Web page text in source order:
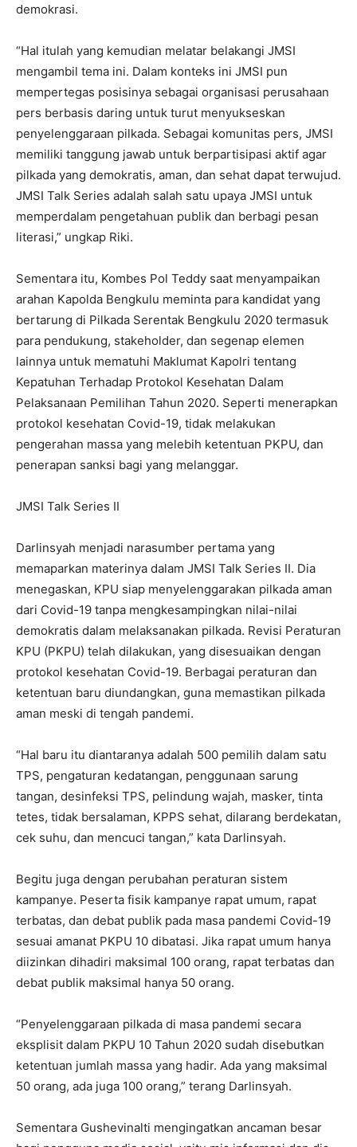
demokrasi.
“Hal itulah yang kemudian melatar belakangi JMSI
mengambil tema ini. Dalam konteks ini JMSI pun
mempertegas posisinya sebagai organisasi perusahaan
pers berbasis daring untuk turut menyukseskan
penyelenggaraan pilkada. Sebagai komunitas pers, JMSI
memiliki tanggung jawab untuk berpartisipasi aktif agar
pilkada yang demokratis, aman, dan sehat dapat terwujud.
JMSI Talk Series adalah salah satu upaya JMSI untuk
memperdalam pengetahuan publik dan berbagi pesan
literasi,” ungkap Riki.
Sementara itu, Kombes Pol Teddy saat menyampaikan
arahan Kapolda Bengkulu meminta para kandidat yang
bertarung di Pilkada Serentak Bengkulu 2020 termasuk
para pendukung, stakeholder, dan segenap elemen
lainnya untuk mematuhi Maklumat Kapolri tentang
Kepatuhan Terhadap Protokol Kesehatan Dalam
Pelaksanaan Pemilihan Tahun 2020. Seperti menerapkan
protokol kesehatan Covid-19, tidak melakukan
pengerahan massa yang melebih ketentuan PKPU, dan
penerapan sanksi bagi yang melanggar.
JMSI Talk Series II
Darlinsyah menjadi narasumber pertama yang
memaparkan materinya dalam JMSI Talk Series II. Dia
menegaskan, KPU siap menyelenggarakan pilkada aman
dari Covid-19 tanpa mengkesampingkan nilai-nilai
demokratis dalam melaksanakan pilkada. Revisi Peraturan
KPU (PKPU) telah dilakukan, yang disesuaikan dengan
protokol kesehatan Covid-19. Berbagai peraturan dan
ketentuan baru diundangkan, guna memastikan pilkada
aman meski di tengah pandemi.
“Hal baru itu diantaranya adalah 500 pemilih dalam satu
TPS, pengaturan kedatangan, penggunaan sarung
tangan, desinfeksi TPS, pelindung wajah, masker, tinta
tetes, tidak bersalaman, KPPS sehat, dilarang berdekatan,
cek suhu, dan mencuci tangan,” kata Darlinsyah.
Begitu juga dengan perubahan peraturan sistem
kampanye. Peserta fisik kampanye rapat umum, rapat
terbatas, dan debat publik pada masa pandemi Covid-19
sesuai amanat PKPU 10 dibatasi. Jika rapat umum hanya
diizinkan dihadiri maksimal 100 orang, rapat terbatas dan
debat publik maksimal hanya 50 orang.
“Penyelenggaraan pilkada di masa pandemi secara
eksplisit dalam PKPU 10 Tahun 2020 sudah disebutkan
ketentuan jumlah massa yang hadir. Ada yang maksimal
50 orang, ada juga 100 orang,” terang Darlinsyah.
Sementara Gushevinalti mengingatkan ancaman besar